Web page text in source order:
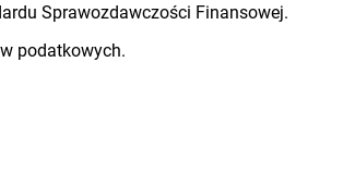
Sprawozdawczości Finansowej.
podatkowych.